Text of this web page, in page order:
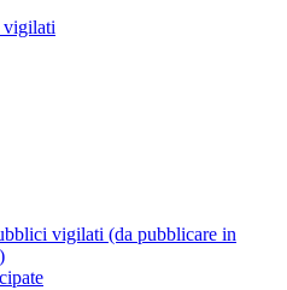
vigilati (da pubblicare in